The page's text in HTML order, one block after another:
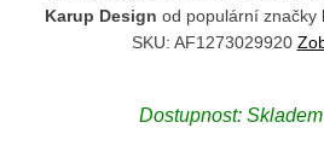
Karup Design od populární značky
SKU: AF1273029920
Dostupnost: